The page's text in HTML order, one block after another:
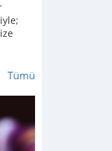
Tümü